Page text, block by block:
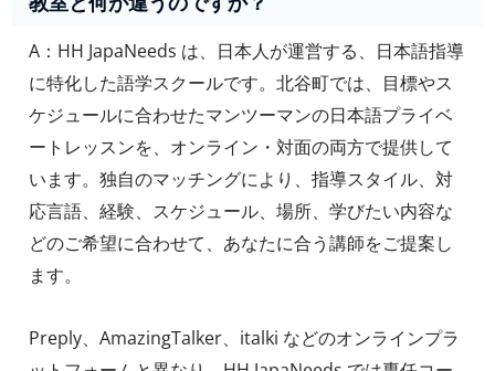
A：HH JapaNeeds は、日本人が運営する、日本語指導
に特化した語学スクールです。北谷町では、目標やス
ケジュールに合わせたマンツーマンの日本語プライベ
ートレッスンを、オンライン・対面の両方で提供して
います。独自のマッチングにより、指導スタイル、対
応言語、経験、スケジュール、場所、学びたい内容な
どのご希望に合わせて、あなたに合う講師をご提案し
ます。
Preply、AmazingTalker、italki などのオンラインプラ